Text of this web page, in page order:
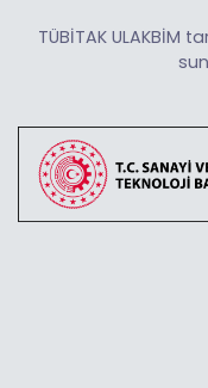
TÜBİTAK ULAKBİM